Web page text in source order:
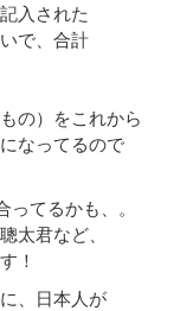
入された
で、合計
の）をこれから
なってるので
ってるかも、。
太君など、
！
、日本人が